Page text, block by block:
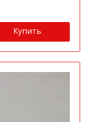
Купить